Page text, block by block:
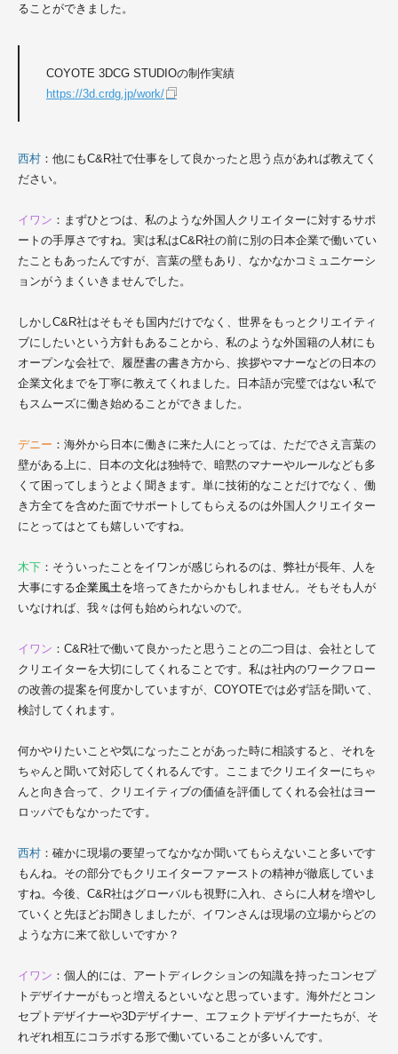
ることができました。
COYOTE 3DCG STUDIOの制作実績
https://3d.crdg.jp/work/
西村 ：他にもC&R社で仕事をして良かったと思う点があれば教えてく
ださい。
イワン ：まずひとつは、私のような外国人クリエイターに対するサポ
ートの手厚さですね。実は私はC&R社の前に別の日本企業で働いてい
たこともあったんですが、言葉の壁もあり、なかなかコミュニケーシ
ョンがうまくいきませんでした。
しかしC&R社はそもそも国内だけでなく、世界をもっとクリエイティ
ブにしたいという方針もあることから、私のような外国籍の人材にも
オープンな会社で、履歴書の書き方から、挨拶やマナーなどの日本の
企業文化までを丁寧に教えてくれました。日本語が完璧ではない私で
もスムーズに働き始めることができました。
デニー ：海外から日本に働きに来た人にとっては、ただでさえ言葉の
壁がある上に、日本の文化は独特で、暗黙のマナーやルールなども多
くて困ってしまうとよく聞きます。単に技術的なことだけでなく、働
き方全てを含めた面でサポートしてもらえるのは外国人クリエイター
にとってはとても嬉しいですね。
木下 ：そういったことをイワンが感じられるのは、弊社が長年、人を
大事にする企業風土を培ってきたからかもしれません。そもそも人が
いなければ、我々は何も始められないので。
イワン ： C&R社で働いて良かったと思うことの二つ目は、会社として
クリエイターを大切にしてくれることです。私は社内のワークフロー
の改善の提案を何度かしていますが、COYOTEでは必ず話を聞いて、
検討してくれます。
何かやりたいことや気になったことがあった時に相談すると、それを
ちゃんと聞いて対応してくれるんです。ここまでクリエイターにちゃ
んと向き合って、クリエイティブの価値を評価してくれる会社はヨー
ロッパでもなかったです。
西村 ：確かに現場の要望ってなかなか聞いてもらえないこと多いです
もんね。その部分でもクリエイターファーストの精神が徹底していま
すね。今後、 C&R社はグローバルも視野に入れ、さらに人材を増やし
ていくと先ほどお聞きしましたが、 イワンさんは現場の立場からどの
ような方に来て欲しいですか？
イワン ：個人的には、アートディレクションの知識を持ったコンセプ
トデザイナーがもっと増えるといいなと思っています。海外だとコン
セプトデザイナーや3Dデザイナー、エフェクトデザイナーたちが、そ
れぞれ相互にコラボする形で働いていることが多いんです。